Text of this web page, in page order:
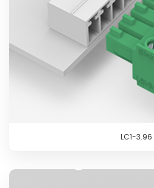
LC1-3.96